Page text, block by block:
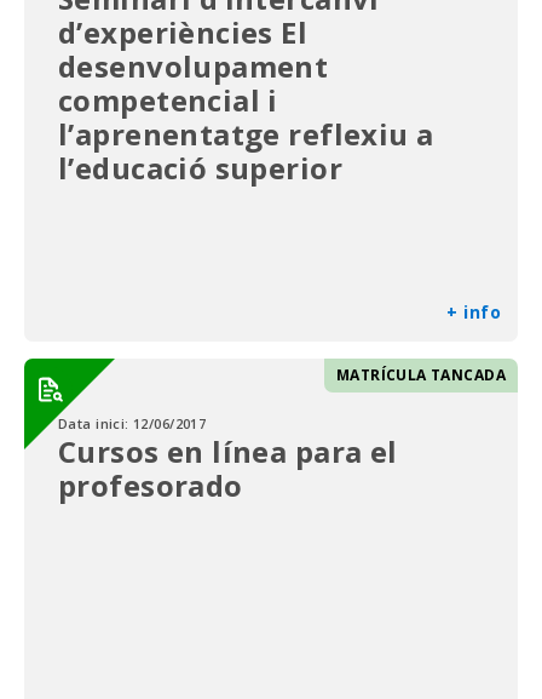
d’experiències El
desenvolupament
competencial i
l’aprenentatge reflexiu a
l’educació superior
+ info
MATRÍCULA TANCADA
Data inici: 12/06/2017
Cursos en línea para el
profesorado